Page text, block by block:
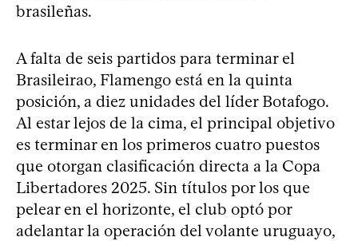
brasileñas.
A falta de seis partidos para terminar el
Brasileirao, Flamengo está en la quinta
posición, a diez unidades del líder Botafogo.
Al estar lejos de la cima, el principal objetivo
es terminar en los primeros cuatro puestos
que otorgan clasificación directa a la Copa
Libertadores 2025. Sin títulos por los que
pelear en el horizonte, el club optó por
adelantar la operación del volante uruguayo,